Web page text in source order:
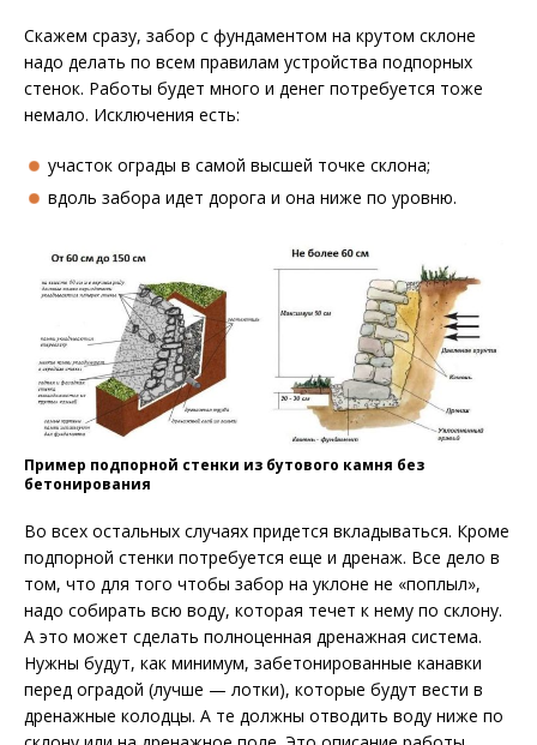
Скажем сразу, забор с фундаментом на крутом склоне
надо делать по всем правилам устройства подпорных
стенок. Работы будет много и денег потребуется тоже
немало. Исключения есть:
участок ограды в самой высшей точке склона;
вдоль забора идет дорога и она ниже по уровню.
Пример подпорной стенки из бутового камня без
бетонирования
Во всех остальных случаях придется вкладываться. Кроме
подпорной стенки потребуется еще и дренаж. Все дело в
том, что для того чтобы забор на уклоне не «поплыл»,
надо собирать всю воду, которая течет к нему по склону.
А это может сделать полноценная дренажная система.
Нужны будут, как минимум, забетонированные канавки
перед оградой (лучше — лотки), которые будут вести в
дренажные колодцы. А те должны отводить воду ниже по